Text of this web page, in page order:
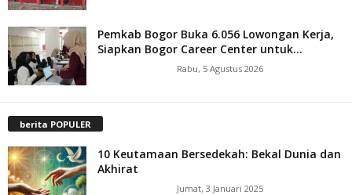
Pemkab Bogor Buka 6.056 Lowongan Kerja,
Siapkan Bogor Career Center untuk...
Rabu, 5 Agustus 2026
berita POPULER
10 Keutamaan Bersedekah: Bekal Dunia dan
Akhirat
Jumat, 3 Januari 2025